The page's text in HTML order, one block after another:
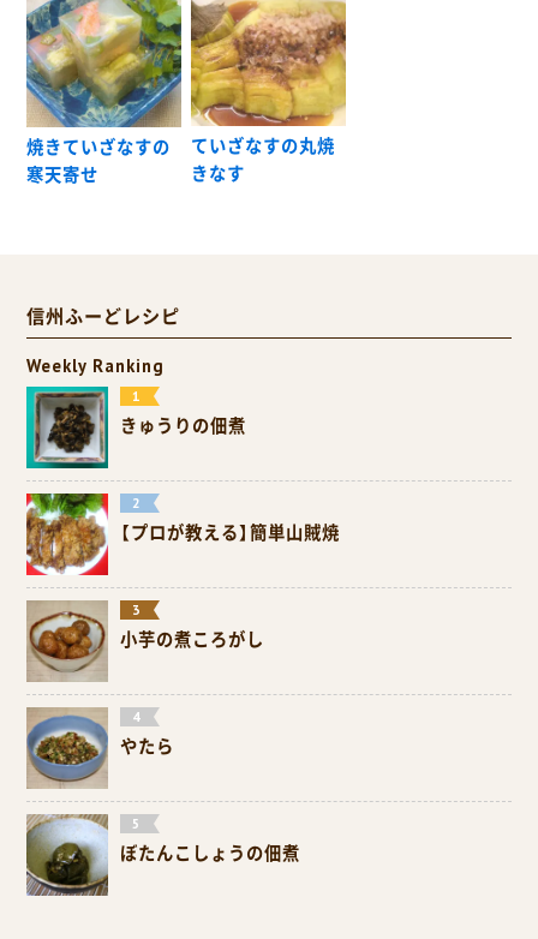
焼きていざなすの
寒天寄せ
ていざなすの丸焼
きなす
信州ふーどレシピ
Weekly Ranking
きゅうりの佃煮
【プロが教える】簡単山賊焼
小芋の煮ころがし
やたら
ぼたんこしょうの佃煮